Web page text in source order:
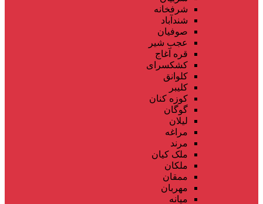
شرفخانه
شندآباد
صوفیان
عجب شیر
قره آغاج
کشکسرای
کلوانق
کلیبر
کوزه کنان
گوگان
لیلان
مراغه
مرند
ملک کیان
ملکان
ممقان
مهربان
میانه